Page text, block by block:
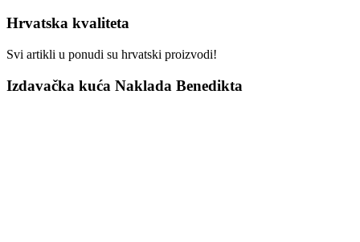
Hrvatska kvaliteta
Svi artikli u ponudi su hrvatski proizvodi!
Izdavačka kuća Naklada Benedikta